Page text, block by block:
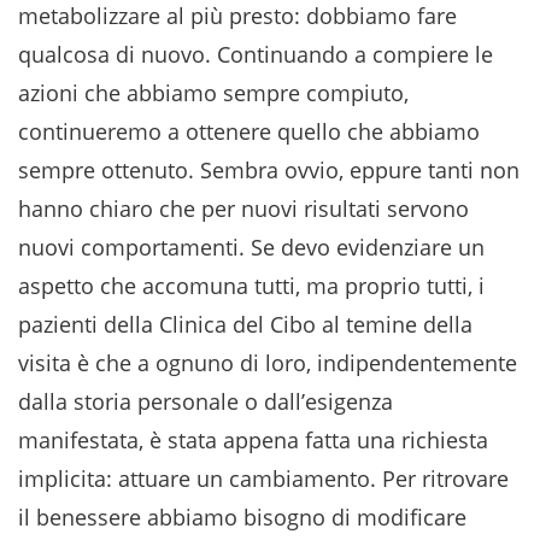
metabolizzare al più presto: dobbiamo fare
qualcosa di nuovo. Continuando a compiere le
azioni che abbiamo sempre compiuto,
continueremo a ottenere quello che abbiamo
sempre ottenuto. Sembra ovvio, eppure tanti non
hanno chiaro che per nuovi risultati servono
nuovi comportamenti. Se devo evidenziare un
aspetto che accomuna tutti, ma proprio tutti, i
pazienti della Clinica del Cibo al temine della
visita è che a ognuno di loro, indipendentemente
dalla storia personale o dall’esigenza
manifestata, è stata appena fatta una richiesta
implicita: attuare un cambiamento. Per ritrovare
il benessere abbiamo bisogno di modificare